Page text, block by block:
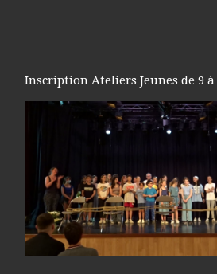
Inscription Ateliers Jeunes de 9 à